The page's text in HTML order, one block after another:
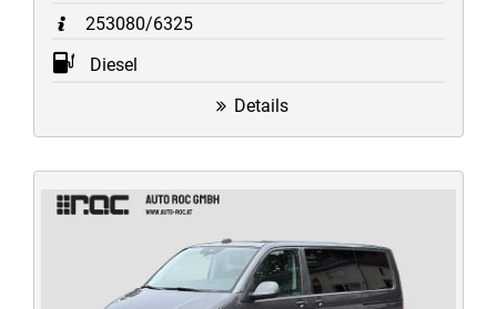
253080/6325
Diesel
Details